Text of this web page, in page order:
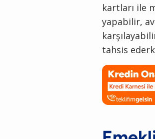
kartları ile
yapabilir,
tahsis